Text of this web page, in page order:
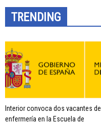
TRENDING
Interior convoca dos vacantes de
enfermería en la Escuela de